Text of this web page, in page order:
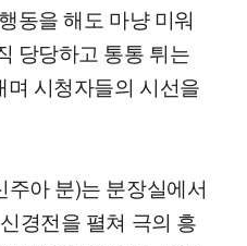
동을 해도 마냥 미워
당당하고 통통 튀는
시청자들의 시선을
아 분)는 분장실에서
경전을 펼쳐 극의 흥